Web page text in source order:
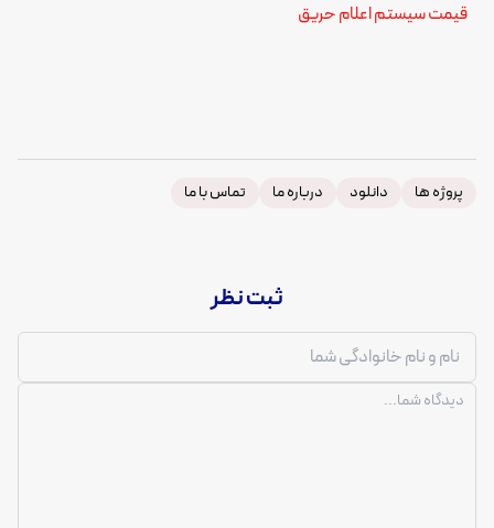
قیمت سیستم اعلام حریق
پروژه ها دانلود درباره ما تماس با ما
ثبت نظر